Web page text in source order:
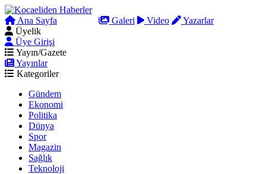
Ana Sayfa Galeri Video
Yazarlar
Üyelik
Üye Girişi
Yayın/Gazete
Yayınlar
Kategoriler
Gündem
Ekonomi
Politika
Dünya
Spor
Magazin
Sağlık
Teknoloji